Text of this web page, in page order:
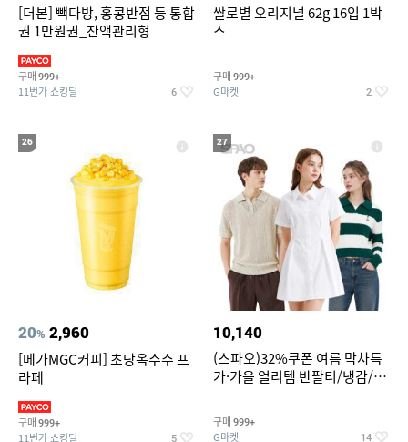
[더본] 빽다방, 홍콩반점 등 통합
권 1만원권_잔액관리형
구매 999+
11번가 쇼킹딜 6
쌀로별 오리지널 62g 16입 1박
스
구매 999+
G마켓 2
26
20% 2,960
[메가MGC커피] 초당옥수수 프
라페
구매 999+
11번가 쇼킹딜 5
27
10,140
(스파오)32%쿠폰 여름 막차특
가·가을 얼리템 반팔티/냉감/반
건 외 ~74%OFF
구매 999+
G마켓 14